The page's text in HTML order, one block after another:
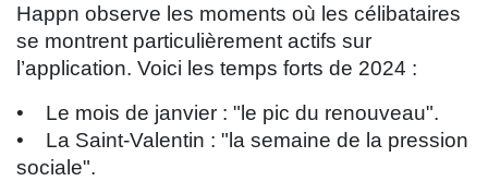
Happn observe les moments où les célibataires
se montrent particulièrement actifs sur
l’application. Voici les temps forts de 2024 :
• Le mois de janvier : "le pic du renouveau".
• La Saint-Valentin : "la semaine de la pression
sociale".